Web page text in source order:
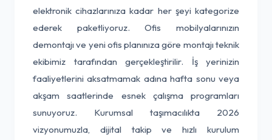
elektronik cihazlarınıza kadar her şeyi kategorize
ederek paketliyoruz. Ofis mobilyalarınızın
demontajı ve yeni ofis planınıza göre montajı teknik
ekibimiz tarafından gerçekleştirilir. İş yerinizin
faaliyetlerini aksatmamak adına hafta sonu veya
akşam saatlerinde esnek çalışma programları
sunuyoruz. Kurumsal taşımacılıkta 2026
vizyonumuzla, dijital takip ve hızlı kurulum